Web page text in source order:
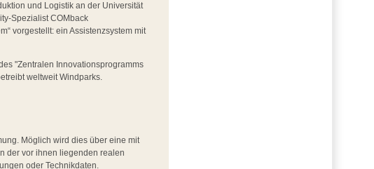
und Logistik an der Universität
Spezialist COMback
vorgestellt: ein Assistenzsystem mit
"Zentralen Innovationsprogramms
weltweit Windparks.
Möglich wird dies über eine mit
der vor ihnen liegenden realen
oder Technikdaten.